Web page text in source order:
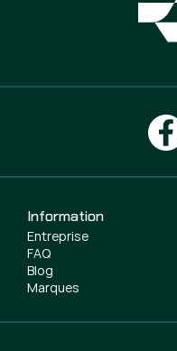
Information
Entreprise
FAQ
Blog
Marques